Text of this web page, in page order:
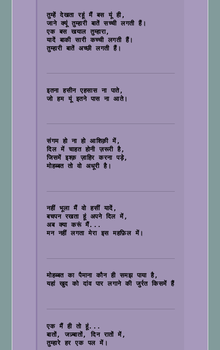
तुम्हें देखता रहूं मैं बस यूं ही,
जाने क्यूं तुम्हारी बातें सच्ची लगती हैं।
एक बस खयाल तुम्हारा,
यादें बाकी सारी कच्ची लगती हैं।
तुम्हारी बातें अच्छी लगती हैं।
इतना हसीन एहसास ना पाते,
जो हम यूं इतने पास ना आते।
संगम हो ना हो आशिक़ी में,
दिल में चाहत होनी ज़रूरी है,
जिसमें इश्क़ ज़ाहिर करना पड़े,
मोहब्बत तो वो अधूरी है।
नहीं भूला मैं वो हसीं यादें,
बचपन रखता हूं अपने दिल में,
अब क्या करूं मैं...
मन नहीं लगता मेरा इस महफ़िल में।
मोहब्बत का पैमाना कौन ही समझ पाया है,
यहां खुद को दांव पार लगाने की जुर्रत किसमें हैं।
एक मैं ही तो हूं...
बातों, जज़्बातों, दिन रातों में,
तुम्हारे हर एक पल में।